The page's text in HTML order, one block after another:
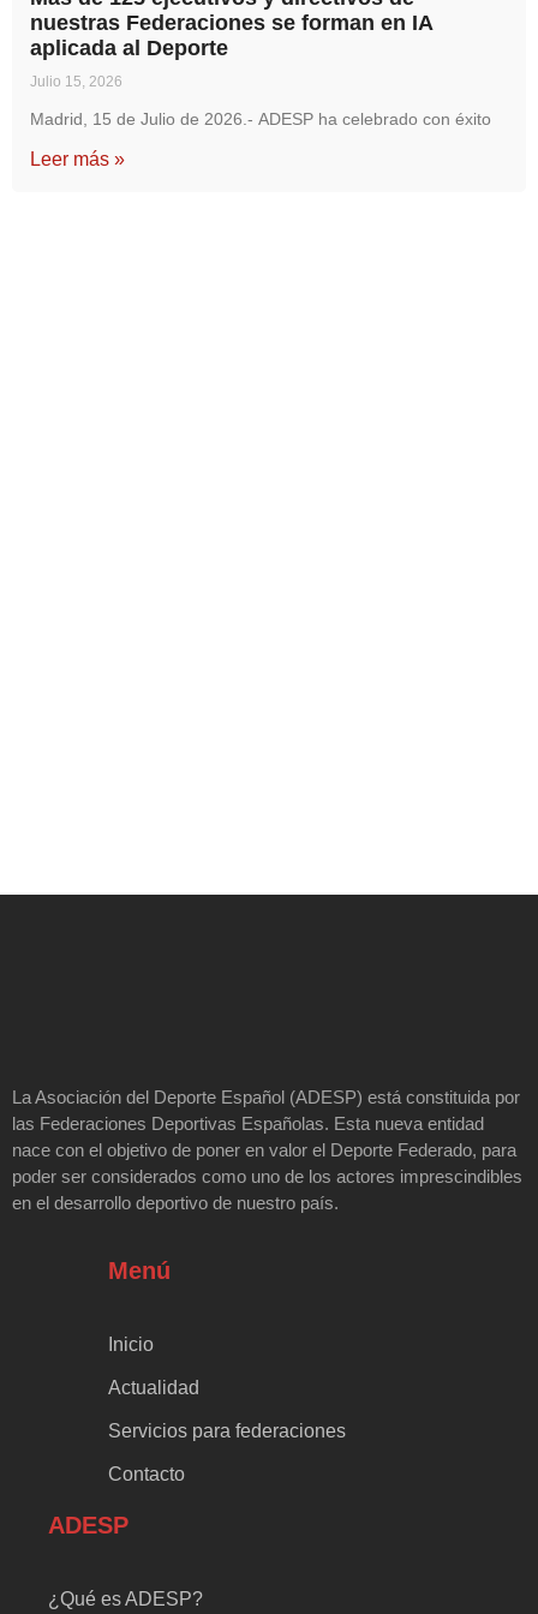
nuestras Federaciones se forman en IA
aplicada al Deporte
Julio 15, 2026
Madrid, 15 de Julio de 2026.- ADESP ha celebrado con éxito
Leer más »
La Asociación del Deporte Español (ADESP) está constituida por
las Federaciones Deportivas Españolas. Esta nueva entidad
nace con el objetivo de poner en valor el Deporte Federado, para
poder ser considerados como uno de los actores imprescindibles
en el desarrollo deportivo de nuestro país.
Menú
Inicio
Actualidad
Servicios para federaciones
Contacto
ADESP
¿Qué es ADESP?